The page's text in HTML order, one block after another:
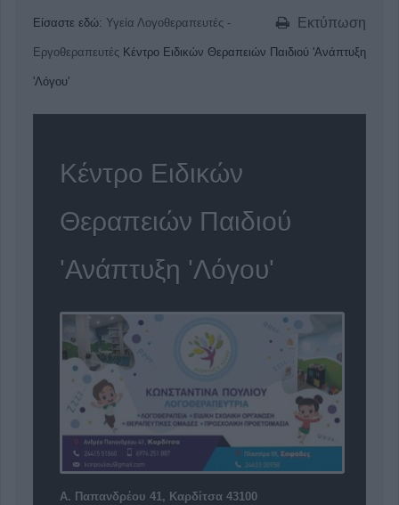
Εκτύπωση
Είσαστε εδώ: Υγεία Λογοθεραπευτές -
Εργοθεραπευτές Κέντρο Ειδικών Θεραπειών Παιδιού 'Ανάπτυξη
'Λόγου'
Κέντρο Ειδικών
Θεραπειών Παιδιού
'Ανάπτυξη 'Λόγου'
Α. Παπανδρέου 41, Καρδίτσα 43100